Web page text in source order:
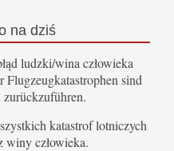
na dziś
ludzki/wina człowieka
Flugzeugkatastrophen sind
zurückzuführen.
katastrof lotniczych
winy człowieka.